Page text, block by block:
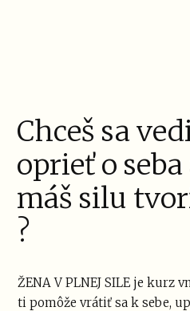
Chceš sa
oprieť o
máš silu
?
ŽENA V PLNEJ SILE je kurz
ti pomôže vrátiť sa k sebe,